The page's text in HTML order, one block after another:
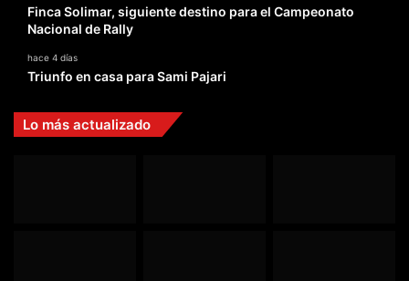
Finca Solimar, siguiente destino para el Campeonato
Nacional de Rally
hace 4 días
Triunfo en casa para Sami Pajari
Lo más actualizado